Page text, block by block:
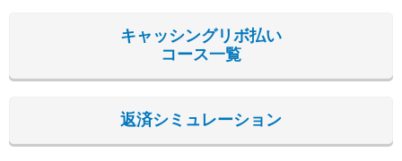
キャッシングリボ払い
コース一覧
返済シミュレーション